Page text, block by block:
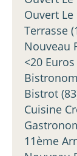
Ouvert
Terrasse
Nouveau
<20 Euros
Bistrot
Cuisine
11ème